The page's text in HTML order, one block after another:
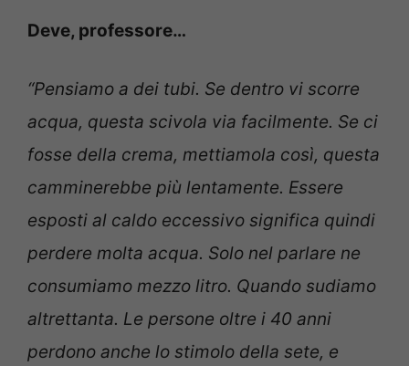
Deve, professore…
“Pensiamo a dei tubi. Se dentro vi scorre
acqua, questa scivola via facilmente. Se ci
fosse della crema, mettiamola così, questa
camminerebbe più lentamente. Essere
esposti al caldo eccessivo significa quindi
perdere molta acqua. Solo nel parlare ne
consumiamo mezzo litro. Quando sudiamo
altrettanta. Le persone oltre i 40 anni
perdono anche lo stimolo della sete, e